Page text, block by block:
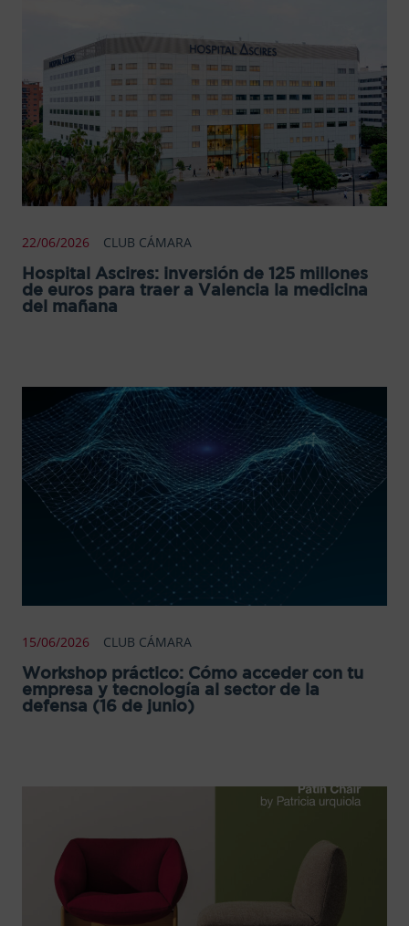
22/06/2026 CLUB CÁMARA
Hospital Ascires: inversión de 125 millones
de euros para traer a Valencia la medicina
del mañana
15/06/2026 CLUB CÁMARA
Workshop práctico: Cómo acceder con tu
empresa y tecnología al sector de la
defensa (16 de junio)